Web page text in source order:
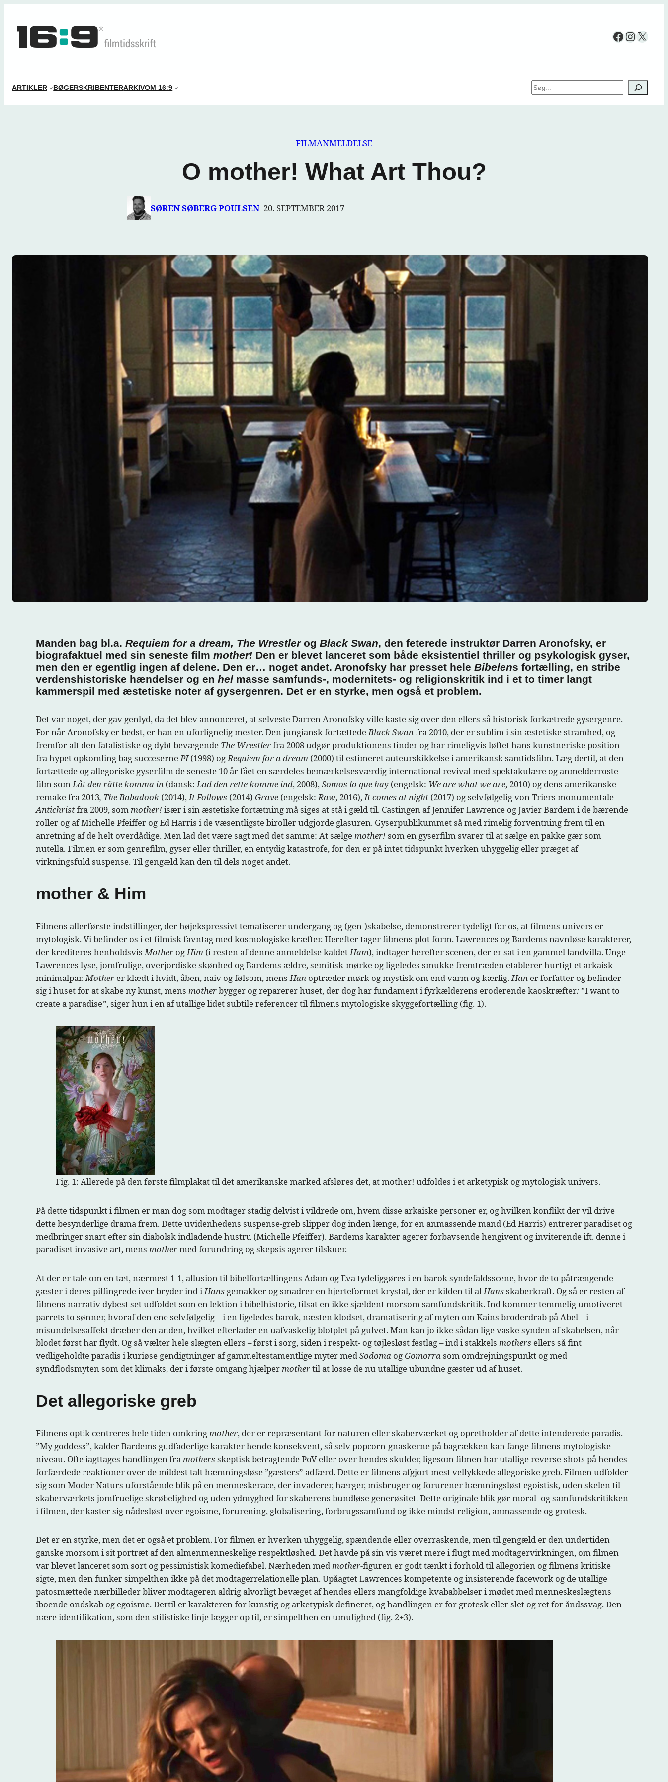
indhold
Facebook
X
ARTIKLER BØGERSKRIBENTERARKIVOM 16:9 Søg
FILMANMELDELSE
O mother! What Art Thou?
SØREN SØBERG POULSEN–20. SEPTEMBER 2017
Manden bag bl.a. Requiem for a dream, The Wrestler og Black Swan, den feterede instruktør Darren Aronofsky, er
biografaktuel med sin seneste film mother! Den er blevet lanceret som både eksistentiel thriller og psykologisk gyser,
men den er egentlig ingen af delene. Den er… noget andet. Aronofsky har presset hele Bibelens fortælling, en stribe
verdenshistoriske hændelser og en hel masse samfunds-, modernitets- og religionskritik ind i et to timer langt
kammerspil med æstetiske noter af gysergenren. Det er en styrke, men også et problem.
Det var noget, der gav genlyd, da det blev annonceret, at selveste Darren Aronofsky ville kaste sig over den ellers så historisk forkætrede gysergenre.
For når Aronofsky er bedst, er han en uforlignelig mester. Den jungiansk fortættedeBlack Swanfra 2010, der er sublim i sin æstetiske stramhed, og
fremfor alt den fatalistiske og dybt bevægende The Wrestlerfra 2008 udgør produktionens tinder og har rimeligvis løftet hans kunstneriske position
fra hypet opkomling bag succesernePI(1998) ogRequiem for a dream (2000) til estimeret auteurskikkelse i amerikansk samtidsfilm. Læg dertil, at den
fortættede og allegoriske gyserfilm de seneste 10 år fået en særdeles bemærkelsesværdig international revival med spektakulære og anmelderroste
film somLåt den rätte komma in (dansk:Lad den rette komme ind, 2008),Somos lo que hay (engelsk: We are what we are, 2010) og dens amerikanske
remake fra 2013, The Babadook (2014),It Follows (2014) Grave (engelsk:Raw, 2016),It comes at night(2017) og selvfølgelig von Triers monumentale
Antichristfra 2009, sommother!især i sin æstetiske fortætning må siges at stå i gæld til. Castingen af Jennifer Lawrence og Javier Bardem i de bærende
roller og af Michelle Pfeiffer og Ed Harris i de væsentligste biroller udgjorde glasuren. Gyserpublikummet så med rimelig forventning frem til en
anretning af de helt overdådige. Men lad det være sagt med det samme: At sælgemother!som en gyserfilm svarer til at sælge en pakke gær som
nutella. Filmen er som genrefilm, gyser eller thriller, en entydig katastrofe, for den er på intet tidspunkt hverken uhyggelig eller præget af
virkningsfuld suspense. Til gengæld kan den til dels noget andet.
mother & Him
Filmens allerførste indstillinger, der højekspressivt tematiserer undergang og (gen-)skabelse, demonstrerer tydeligt for os, at filmens univers er
mytologisk. Vi befinder os i et filmisk favntag med kosmologiske kræfter. Herefter tager filmens plot form. Lawrences og Bardems navnløse karakterer,
der krediteres henholdsvisMother ogHim (i resten af denne anmeldelse kaldetHam), indtager herefter scenen, der er sat i en gammel landvilla. Unge
Lawrences lyse, jomfrulige, overjordiske skønhed og Bardems ældre, semitisk-mørke og ligeledes smukke fremtræden etablerer hurtigt et arkaisk
minimalpar.Mother er klædt i hvidt, åben, naiv og følsom, mensHan optræder mørk og mystisk om end varm og kærlig.Han er forfatter og befinder
sig i huset for at skabe ny kunst, mens motherbygger og reparerer huset, der dog har fundament i fyrkælderens eroderende kaoskræfter: ”I want to
create a paradise”, siger hun i en af utallige lidet subtile referencer til filmens mytologiske skyggefortælling (fig. 1).
Fig. 1: Allerede på den første filmplakat til det amerikanske marked afsløres det, at mother! udfoldes i et arketypisk og mytologisk univers.
På dette tidspunkt i filmen er man dog som modtager stadig delvist i vildrede om, hvem disse arkaiske personer er, og hvilken konflikt der vil drive
dette besynderlige drama frem. Dette uvidenhedens suspense-greb slipper dog inden længe, for en anmassende mand (Ed Harris) entrerer paradiset og
medbringer snart efter sin diabolsk indladende hustru (Michelle Pfeiffer). Bardems karakter agerer forbavsende hengivent og inviterende ift. denne i
paradiset invasive art, mens mothermed forundring og skepsis agerer tilskuer.
At der er tale om en tæt, nærmest 1-1, allusion til bibelfortællingens Adam og Eva tydeliggøres i en barok syndefaldsscene, hvor de to påtrængende
gæster i deres pilfingrede iver bryder ind iHans gemakker og smadrer en hjerteformet krystal, der er kilden til alHansskaberkraft. Og så er resten af
filmens narrativ dybest set udfoldet som en lektion i bibelhistorie, tilsat en ikke sjældent morsom samfundskritik. Ind kommer temmelig umotiveret
parrets to sønner, hvoraf den ene selvfølgelig – i en ligeledes barok, næsten klodset, dramatisering af myten om Kains broderdrab på Abel – i
misundelsesaffekt dræber den anden, hvilket efterlader en uafvaskelig blotplet på gulvet. Man kan jo ikke sådan lige vaske synden af skabelsen, når
blodet først har flydt. Og så vælter hele slægten ellers – først i sorg, siden i respekt- og tøjlesløst festlag – ind i stakkels mothers ellers så fint
vedligeholdte paradis i kuriøse gendigtninger af gammeltestamentlige myter medSodoma og Gomorrasom omdrejningspunkt og med
syndflodsmyten som det klimaks, der i første omgang hjælpermothertil at losse de nu utallige ubundne gæster ud af huset.
Det allegoriske greb
Filmens optik centreres hele tiden omkringmother, der er repræsentant for naturen eller skaberværket og opretholder af dette intenderede paradis.
”My goddess”, kalder Bardems gudfaderlige karakter hende konsekvent, så selv popcorn-gnaskerne på bagrækken kan fange filmens mytologiske
niveau. Ofte iagttages handlingen framothersskeptisk betragtende PoV eller over hendes skulder, ligesom filmen har utallige reverse-shots på hendes
forfærdede reaktioner over de mildest talt hæmningsløse ”gæsters” adfærd. Dette er filmens afgjort mest vellykkede allegoriske greb. Filmen udfolder
sig som Moder Naturs uforstående blik på en menneskerace, der invaderer, hærger, misbruger og forurener hæmningsløst egoistisk, uden skelen til
skaberværkets jomfruelige skrøbelighed og uden ydmyghed for skaberens bundløse generøsitet. Dette originale blik gør moral- og samfundskritikken
i filmen, der kaster sig nådesløst over egoisme, forurening, globalisering, forbrugssamfund og ikke mindst religion, anmassende og grotesk.
Det er en styrke, men det er også et problem. For filmen er hverken uhyggelig, spændende eller overraskende, men til gengæld er den undertiden
ganske morsom i sit portræt af den almenmenneskelige respektløshed. Det havde på sin vis været mere i flugt med modtagervirkningen, om filmen
var blevet lanceret som sort og pessimistisk komediefabel. Nærheden medmother-figuren er godt tænkt i forhold til allegorien og filmens kritiske
sigte, men den funker simpelthen ikke på det modtagerrelationelle plan. Upåagtet Lawrences kompetente og insisterende facework og de utallige
patosmættede nærbilleder bliver modtageren aldrig alvorligt bevæget af hendes ellers mangfoldige kvababbelser i mødet med menneskeslægtens
iboende ondskab og egoisme. Dertil er karakteren for kunstig og arketypisk defineret, og handlingen er for grotesk eller slet og ret for åndssvag. Den
nære identifikation, som den stilistiske linje lægger op til, er simpelthen en umulighed (fig. 2+3).